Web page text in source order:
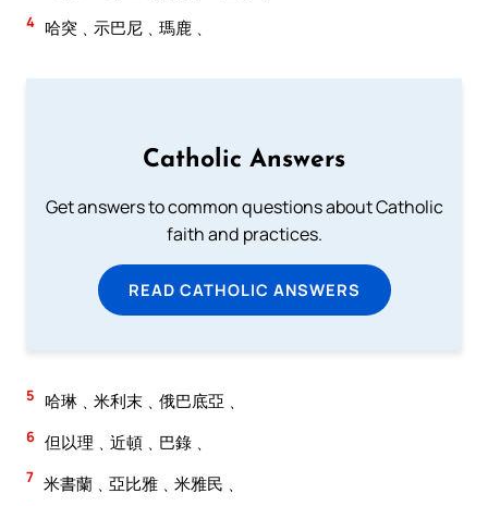
4 哈突﹑示巴尼﹑瑪鹿﹑
Catholic Answers
Get answers to common questions about Catholic
faith and practices.
READ CATHOLIC ANSWERS
5 哈琳﹑米利末﹑俄巴底亞﹑
6 但以理﹑近頓﹑巴錄﹑
7 米書蘭﹑亞比雅﹑米雅民﹑